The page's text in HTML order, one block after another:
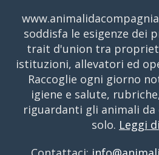
soddisfa le esigenze dei
trait d'union tra
istituzioni, allevatori ed
Raccoglie ogni giorno
igiene e salute,
riguardanti gli animali da
solo. Leggi